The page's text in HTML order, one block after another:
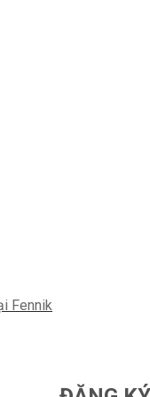
Fennik